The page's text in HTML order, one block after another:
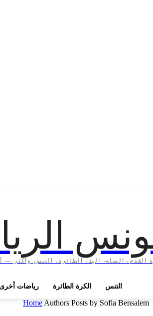
القدم، السلة، اليد، الطائرة، التنس وأكثر —
التنس الكرة الطائرة رياضات أخرى
Home Authors Posts by Sofia Bensalem